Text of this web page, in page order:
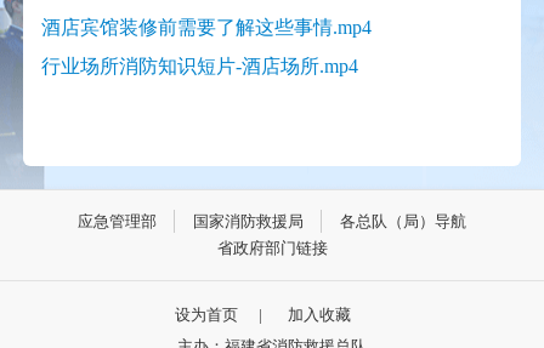
酒店宾馆装修前需要了解这些事情.mp4
行业场所消防知识短片-酒店场所.mp4
应急管理部 国家消防救援局
各总队（局）导航
省政府部门链接
设为首页 |
加入收藏